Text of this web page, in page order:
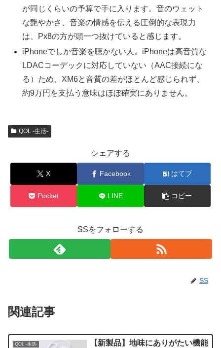
が同じくらいの予算で手に入ります。音のウェット
な艶やかさ、音楽の情感を伝える圧倒的な表現力
は、Px8の方が頭一つ抜けていると感じます。
iPhoneでしか音楽を聴かない人。iPhoneは高音質な
LDACコーデックに対応していない（AAC接続にな
る）ため、XM6と音質の差がほとんど感じられず、
約9万円を支払う意味はほぼ確実にありません。
QOL -生活-
シェアする
X Facebook はてブ
Pocket LINE コピー
SSをフォローする
SS
関連記事
QOL -生活-
【新製品】地味にありがたい機能